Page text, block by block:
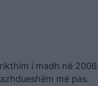
i madh në 2006
më pas.